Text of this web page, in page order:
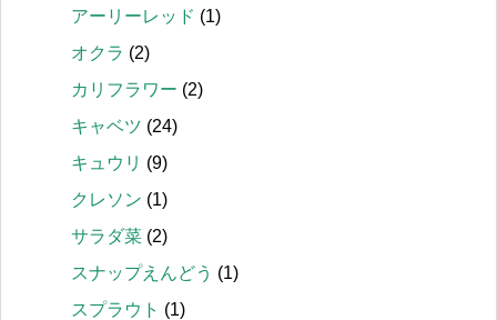
アーリーレッド (1)
オクラ (2)
カリフラワー (2)
キャベツ (24)
キュウリ (9)
クレソン (1)
サラダ菜 (2)
スナップえんどう (1)
スプラウト (1)